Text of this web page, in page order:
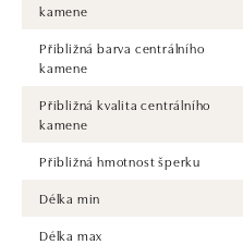
kamene
Přibližná barva centrálního
kamene
Přibližná kvalita centrálního
kamene
Přibližná hmotnost šperku
Délka min
Délka max